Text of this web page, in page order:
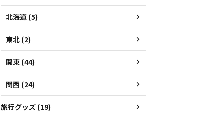
北海道 (5)
東北 (2)
関東 (44)
関西 (24)
旅行グッズ (19)